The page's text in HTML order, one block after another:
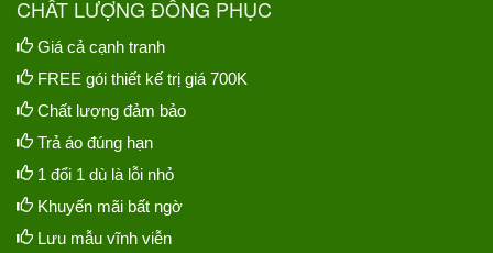
CHẤT LƯỢNG ĐỒNG PHỤC
Giá cả cạnh tranh
FREE gói thiết kế trị giá 700K
Chất lượng đảm bảo
Trả áo đúng hạn
1 đổi 1 dù là lỗi nhỏ
Khuyến mãi bất ngờ
Lưu mẫu vĩnh viễn